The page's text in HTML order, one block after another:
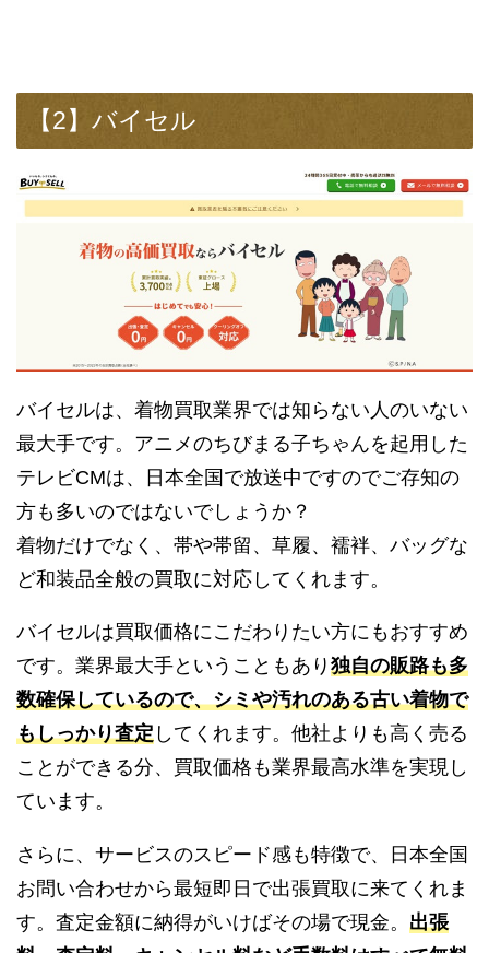
【2】バイセル
バイセルは、着物買取業界では知らない人のいない
最大手です。アニメのちびまる子ちゃんを起用した
テレビCMは、日本全国で放送中ですのでご存知の
方も多いのではないでしょうか？
着物だけでなく、帯や帯留、草履、襦袢、バッグな
ど和装品全般の買取に対応してくれます。
バイセルは買取価格にこだわりたい方にもおすすめ
です。業界最大手ということもあり 独自の販路も多
数確保しているので、シミや汚れのある古い着物で
もしっかり査定 してくれます。他社よりも高く売る
ことができる分、買取価格も業界最高水準を実現し
ています。
さらに、サービスのスピード感も特徴で、日本全国
お問い合わせから最短即日で出張買取に来てくれま
す。査定金額に納得がいけばその場で現金。 出張